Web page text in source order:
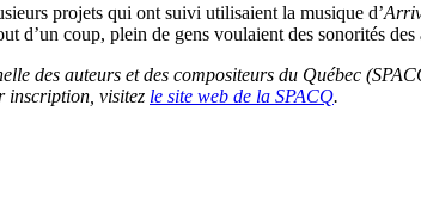
projets qui ont suivi utilisaient la musique d’
d’un coup, plein de gens voulaient des sonorités des
des auteurs et des compositeurs du Québec
inscription, visitez le site web de la SPACQ.